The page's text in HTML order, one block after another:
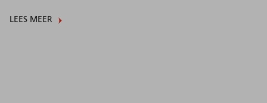
LEES MEER